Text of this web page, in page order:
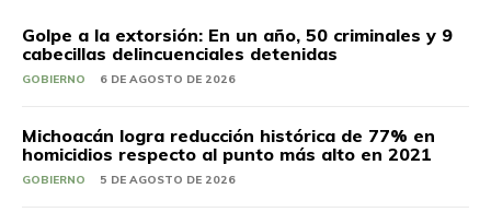
Golpe a la extorsión: En un año, 50 criminales y 9
cabecillas delincuenciales detenidas
GOBIERNO 6 DE AGOSTO DE 2026
Michoacán logra reducción histórica de 77% en
homicidios respecto al punto más alto en 2021
GOBIERNO 5 DE AGOSTO DE 2026